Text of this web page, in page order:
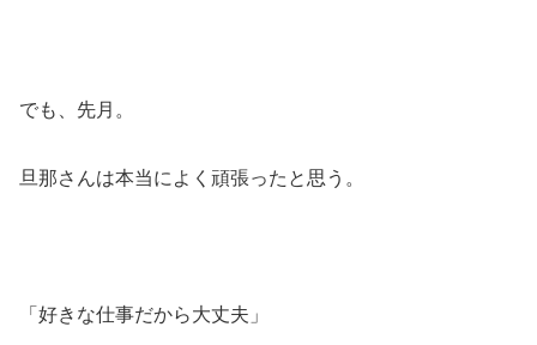
でも、先月。
旦那さんは本当によく頑張ったと思う。
「好きな仕事だから大丈夫」